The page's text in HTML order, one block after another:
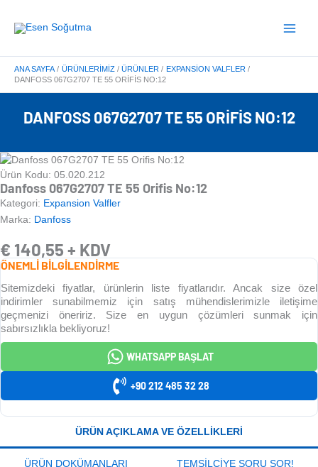
atla
Menu
ANA SAYFA ÜRÜNLERIMIZ ÜRÜNLER
EXPANSION VALFLER
DANFOSS 067G2707 TE 55 ORIFIS NO:12
DANFOSS 067G2707 TE 55 ORIFIS NO:12
Ürün Kodu: 05.020.212
Danfoss 067G2707 TE 55 Orifis No:12
Kategori: Expansion Valfler
Marka: Danfoss
€ 140,55 + KDV
ÖNEMLİ BİLGİLENDİRME
Sitemizdeki fiyatlar, ürünlerin liste fiyatlarıdır. Ancak size özel
indirimler sunabilmemiz için satış mühendislerimizle iletişime
geçmenizi öneririz. Size en uygun çözümleri sunmak için
sabırsızlıkla bekliyoruz!
WHATSAPP BAŞLAT
+90 212 485 32 28
ÜRÜN AÇIKLAMA VE ÖZELLIKLERI
ÜRÜN DOKÜMANLARI TEMSILCIYE SORU SOR!